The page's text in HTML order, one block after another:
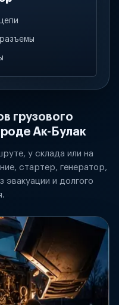
грузового
Ак-Булак
у склада или на
стартер, генератор,
и долгого